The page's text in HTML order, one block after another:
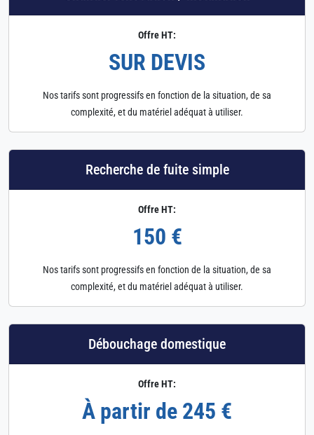
Offre HT:
SUR DEVIS
Nos tarifs sont progressifs en fonction de la situation, de sa
complexité, et du matériel adéquat à utiliser.
Recherche de fuite simple
Offre HT:
150 €
Nos tarifs sont progressifs en fonction de la situation, de sa
complexité, et du matériel adéquat à utiliser.
Débouchage domestique
Offre HT:
À partir de 245 €